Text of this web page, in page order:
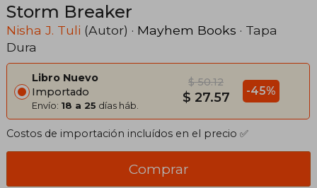
Storm Breaker
Nisha J. Tuli (Autor) · Mayhem Books · Tapa
Dura
Libro Nuevo
Importado
Envío: 18 a 25 días háb.
$ 50.12
$ 27.57 -45%
Costos de importación incluídos en el precio ✅
Comprar